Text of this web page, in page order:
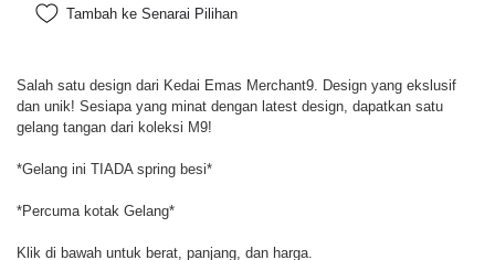
Tambah ke Senarai Pilihan
Salah satu design dari Kedai Emas Merchant9. Design yang ekslusif
dan unik! Sesiapa yang minat dengan latest design, dapatkan satu
gelang tangan dari koleksi M9!
*Gelang ini TIADA spring besi*
*Percuma kotak Gelang*
Klik di bawah untuk berat, panjang, dan harga.